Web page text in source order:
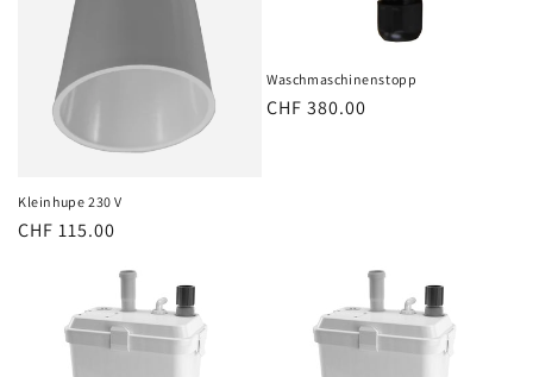
Kleinhupe 230 V
Normaler
CHF 115.00
Waschmaschinenstopp
Normaler
CHF 380.00